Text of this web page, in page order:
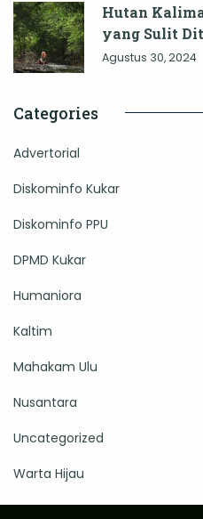
Hutan
yang Sulit
Agustus 30, 2024
Categories
Advertorial
Diskominfo Kukar
Diskominfo PPU
DPMD Kukar
Humaniora
Kaltim
Mahakam Ulu
Nusantara
Uncategorized
Warta Hijau